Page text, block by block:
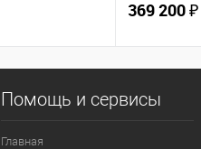
369 200 ₽
Помощь и сервисы
Главная